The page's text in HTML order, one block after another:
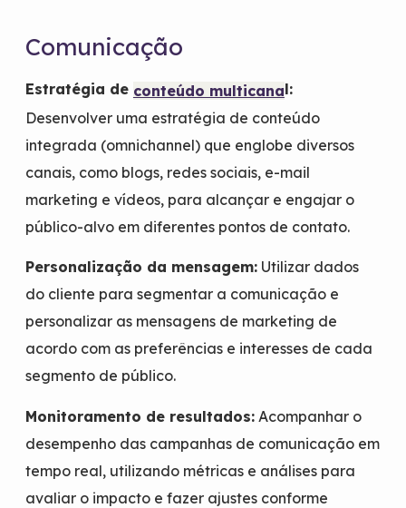
Comunicação
Estratégia de conteúdo multicanal:
Desenvolver uma estratégia de conteúdo
integrada (omnichannel) que englobe diversos
canais, como blogs, redes sociais, e-mail
marketing e vídeos, para alcançar e engajar o
público-alvo em diferentes pontos de contato.
Personalização da mensagem:Utilizar dados
do cliente para segmentar a comunicação e
personalizar as mensagens de marketing de
acordo com as preferências e interesses de cada
segmento de público.
Monitoramento de resultados:Acompanhar o
desempenho das campanhas de comunicação em
tempo real, utilizando métricas e análises para
avaliar o impacto e fazer ajustes conforme